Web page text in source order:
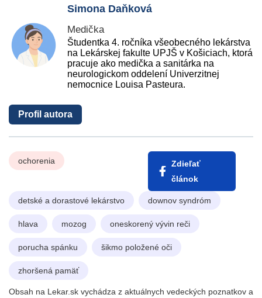
Simona Daňková
Medička
Študentka 4. ročníka všeobecného lekárstva
na Lekárskej fakulte UPJŠ v Košiciach, ktorá
pracuje ako medička a sanitárka na
neurologickom oddelení Univerzitnej
nemocnice Louisa Pasteura.
Profil autora
ochorenia
Zdieľať
článok
detské a dorastové lekárstvo downov syndróm
hlava mozog oneskorený vývin reči
porucha spánku šikmo položené oči
zhoršená pamäť
Obsah na Lekar.sk vychádza z aktuálnych vedeckých poznatkov a